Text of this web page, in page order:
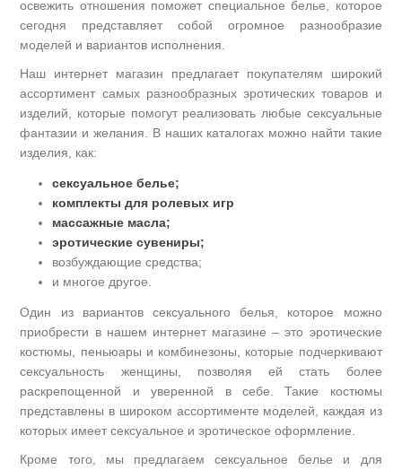
освежить отношения поможет специальное белье, которое
сегодня представляет собой огромное разнообразие
моделей и вариантов исполнения.
Наш интернет магазин предлагает покупателям широкий
ассортимент самых разнообразных эротических товаров и
изделий, которые помогут реализовать любые сексуальные
фантазии и желания. В наших каталогах можно найти такие
изделия, как:
сексуальное белье;
комплекты для ролевых игр
массажные масла;
эротические сувениры;
возбуждающие средства;
и многое другое.
Один из вариантов сексуального белья, которое можно
приобрести в нашем интернет магазине – это эротические
костюмы, пеньюары и комбинезоны, которые подчеркивают
сексуальность женщины, позволяя ей стать более
раскрепощенной и уверенной в себе. Такие костюмы
представлены в широком ассортименте моделей, каждая из
которых имеет сексуальное и эротическое оформление.
Кроме того, мы предлагаем сексуальное белье и для